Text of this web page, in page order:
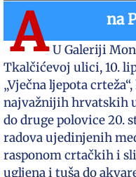
A na
U Galeriji
Tkalčićevoj ulici, 10.
„Vječna ljepota
najvažnijih hrvatskih
do druge polovice 20.
radova ujedinjenih
rasponom crtačkih i
ugljena i tuša do